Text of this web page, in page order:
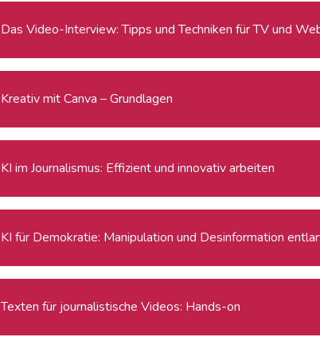
Das Video-Interview: Tipps und Techniken für TV und
Kreativ mit Canva – Grundlagen
KI im Journalismus: Effizient und innovativ arbeiten
KI für Demokratie: Manipulation und Desinformation
Texten für journalistische Videos: Hands-on